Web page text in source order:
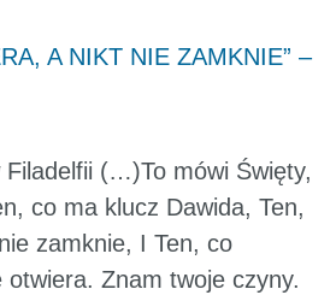
A NIKT NIE ZAMKNIE” –
Filadelfii (…)To mówi Święty,
co ma klucz Dawida, Ten,
zamknie, I Ten, co
Znam twoje czyny.